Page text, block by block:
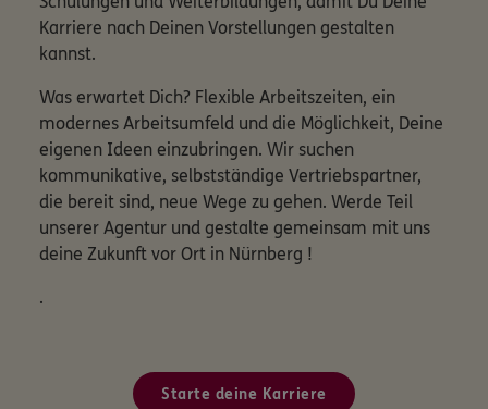
Karriere nach Deinen Vorstellungen gestalten
kannst.
Was erwartet Dich? Flexible Arbeitszeiten, ein
modernes Arbeitsumfeld und die Möglichkeit, Deine
eigenen Ideen einzubringen. Wir suchen
kommunikative, selbstständige Vertriebspartner,
die bereit sind, neue Wege zu gehen. Werde Teil
unserer Agentur und gestalte gemeinsam mit uns
deine Zukunft vor Ort in Nürnberg !
.
Starte deine Karriere